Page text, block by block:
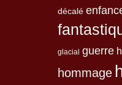
décalé
glacial guerre
hommage